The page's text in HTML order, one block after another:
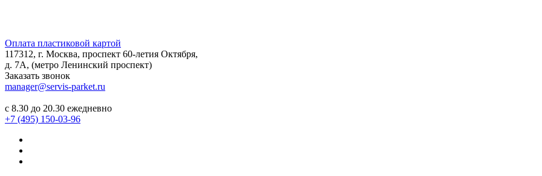
Оплата пластиковой картой
117312, г. Москва, проспект 60-летия Октября,
д. 7А, (метро Ленинский проспект)
Заказать звонок
manager@servis-parket.ru
с 8.30 до 20.30 ежедневно
+7 (495) 150-03-96